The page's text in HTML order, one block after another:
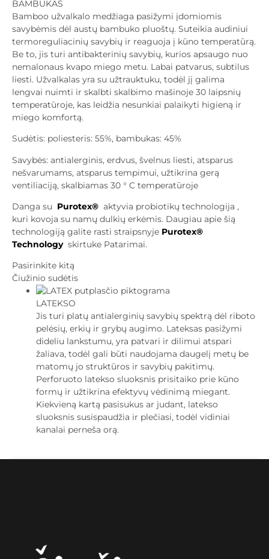
BAMBUKAS
Bamboo užvalkalo medžiaga pasižymi įdomiomis
savybėmis dėl austų bambuko pluoštų. Suteikia audiniui
termoreguliacinių savybių ir reaguoja į kūno temperatūrą.
Be to, jis turi antibakterinių savybių, kurios apsaugo nuo
nemalonaus kvapo miego metu. Labai patvarus, subtilus
liesti. Užvalkalas yra su užtrauktuku, todėl jį galima
lengvai nuimti ir skalbti skalbimo mašinoje 30 laipsnių
temperatūroje, kas leidžia nesunkiai palaikyti higieną ir
miego komfortą.
Sudėtis: poliesteris: 55%, bambukas: 45%
Savybės: antialerginis, erdvus, švelnus liesti, atsparus
nešvarumams, atsparus tempimui, užtikrina gerą
ventiliaciją, skalbiamas 30 ° C temperatūroje
Danga su Purotex® aktyvia probiotikų technologija ,
kuri kovoja su namų dulkių erkėmis. Daugiau apie šią
technologiją galite rasti straipsnyje Purotex®
Technologyskirtuke Patarimai.
Pasirinkite kitą
Čiužinio sudėtis
LATEKSO
Jis turi platų antialerginių savybių spektrą dėl riboto
pelėsių, erkių ir grybų augimo. Lateksas pasižymi
dideliu lankstumu, yra patvari ir dilimui atspari
žaliava, todėl gali būti naudojama daugelį metų be
matomų jo struktūros ir savybių pakitimų.
Perforuoto latekso sluoksnis prisitaiko prie kūno
formų ir užtikrina efektyvų vėdinimą miegant.
Kiekvieną kartą pasisukus ar judant, latekso
sluoksnis susispaudžia ir plečiasi, todėl vidiniai
kanalai perneša orą.